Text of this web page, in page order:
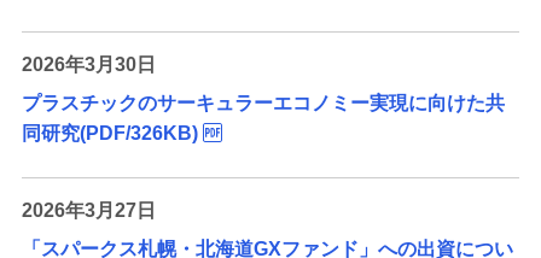
2026年3月30日
プラスチックのサーキュラーエコノミー実現に向けた共
同研究(PDF/326KB)
2026年3月27日
「スパークス札幌・北海道GXファンド」への出資につい